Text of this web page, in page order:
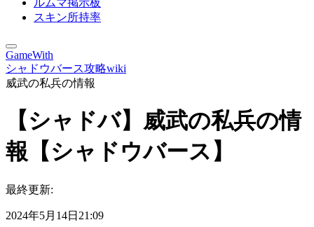
ルムマ掲示板
スキン所持率
GameWith
シャドウバース攻略wiki
威武の私兵の情報
【シャドバ】威武の私兵の情
報【シャドウバース】
最終更新:
2024年5月14日21:09